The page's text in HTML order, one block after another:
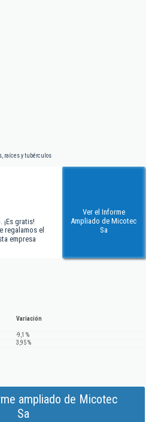
raíces y tubérculos
¡Es gratis!
regalamos el
empresa
Ver el Informe
Ampliado de Micotec
Sa
Variación
-9,1 %
3,95 %
ampliado de Micotec
Sa